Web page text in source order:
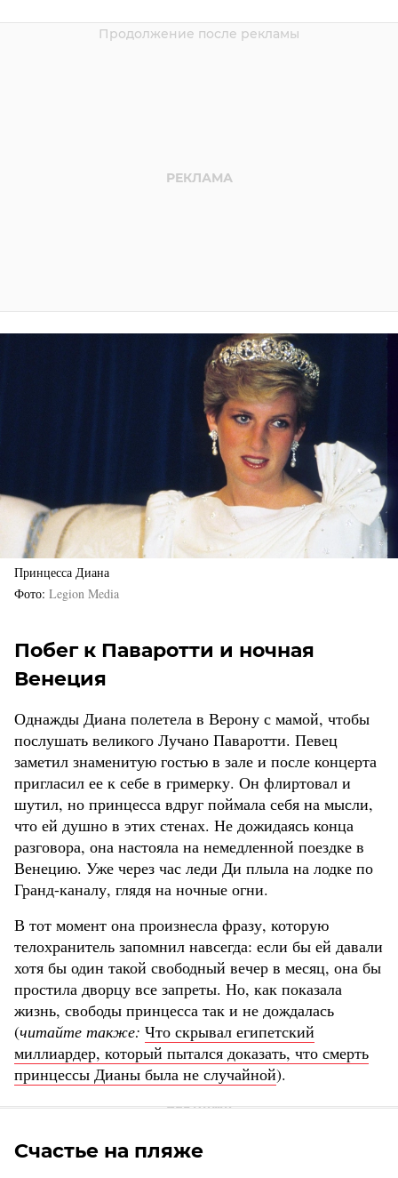
Принцесса Диана
Фото Legion Media
Побег к Паваротти и ночная
Венеция
Однажды Диана полетела в Верону с мамой, чтобы
послушать великого Лучано Паваротти. Певец
заметил знаменитую гостью в зале и после концерта
пригласил ее к себе в гримерку. Он флиртовал и
шутил, но принцесса вдруг поймала себя на мысли,
что ей душно в этих стенах. Не дожидаясь конца
разговора, она настояла на немедленной поездке в
Венецию. Уже через час леди Ди плыла на лодке по
Гранд-каналу, глядя на ночные огни.
В тот момент она произнесла фразу, которую
телохранитель запомнил навсегда: если бы ей давали
хотя бы один такой свободный вечер в месяц, она бы
простила дворцу все запреты. Но, как показала
жизнь, свободы принцесса так и не дождалась
(читайте также: Что скрывал египетский
миллиардер, который пытался доказать, что смерть
принцессы Дианы была не случайной).
Счастье на пляже